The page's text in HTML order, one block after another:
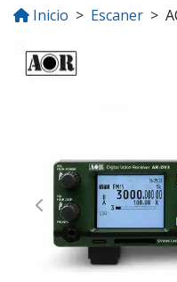
Inicio Escaner
Previous